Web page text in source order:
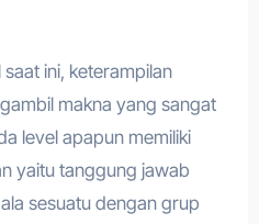
ini, keterampilan
makna yang sangat
level apapun memiliki
yaitu tanggung jawab
sesuatu dengan grup